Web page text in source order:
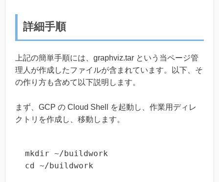
詳細手順
上記の簡単手順には、graphviz.tar という当ページ管
理人が作成したファイルが含まれています。以下、そ
の作り方も含めて以下説明します。
まず、GCP の Cloud Shell を起動し、作業用ディレ
クトリを作成し、移動します。
mkdir ~/buildwork
cd ~/buildwork